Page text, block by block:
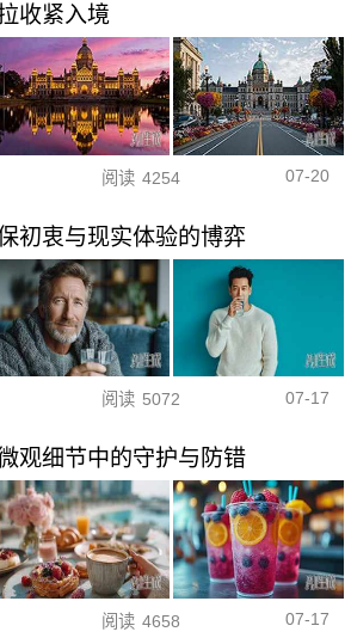
收紧入境
阅读 4254 07-20
初衷与现实体验的博弈
阅读 5072 07-17
观细节中的守护与防错
阅读 4658 07-17